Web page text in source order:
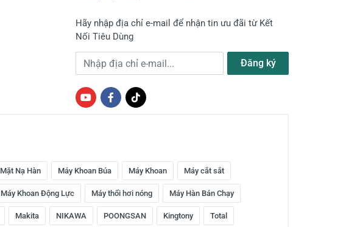
Hãy nhập địa chỉ e-mail để nhận tin ưu đãi từ Kết
Nối Tiêu Dùng
Địa chỉ e-mail Đăng ký
Mặt Nạ Hàn Máy Khoan Búa Máy Khoan Máy cắt sắt
Máy Khoan Động Lực Máy thổi hơi nóng Máy Hàn Bán Chạy
Makita NIKAWA POONGSAN Kingtony Total